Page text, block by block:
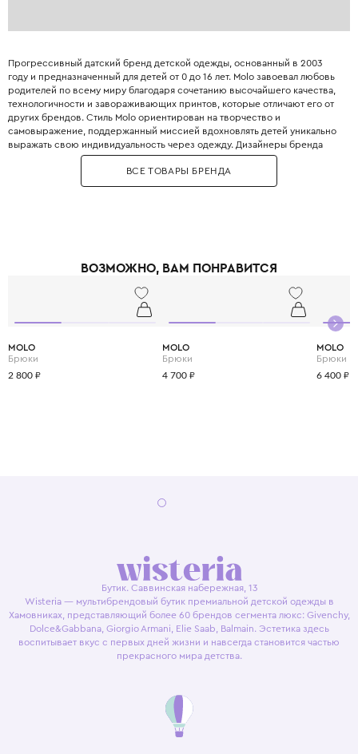
Прогрессивный датский бренд детской одежды, основанный в 2003
году и предназначенный для детей от 0 до 16 лет. Molo завоевал любовь
родителей по всему миру благодаря сочетанию высочайшего качества,
технологичности и завораживающих принтов, которые отличают его от
других брендов. Стиль Molo ориентирован на творчество и
самовыражение, поддержанный миссией вдохновлять детей уникально
выражать свою индивидуальность через одежду. Дизайнеры бренда
призывают к смелым сочетаниям, предлагая юным модникам одежду,
украшенную яркими полосками, цветами, динозаврами и космическими
мотивами. Особой гордостью Molo является линейка мембранной
передавать, перепродавать или ремонтировать одежду, чтобы она
выдерживать стирку за стиркой, сохраняя при этом свою форму и
яркость красок. Molo был удостоен престижного звания «Лучший
международный детский модный бренд», что подтверждает его статус
для активных игр и исследований в любую погоду, оставаясь при этом
стильным и современным.
ВСЕ ТОВАРЫ БРЕНДА
ВОЗМОЖНО, ВАМ ПОНРАВИТСЯ
MOLO
Брюки
2 800 ₽
MOLO
Брюки
4 700 ₽
MOLO
Брюки
6 400 ₽
Бутик. Саввинская набережная, 13
Wisteria — мультибрендовый бутик премиальной детской одежды в
Хамовниках, представляющий более 60 брендов сегмента люкс: Givenchy,
Dolce&Gabbana, Giorgio Armani, Elie Saab, Balmain. Эстетика здесь
воспитывает вкус с первых дней жизни и навсегда становится частью
прекрасного мира детства.